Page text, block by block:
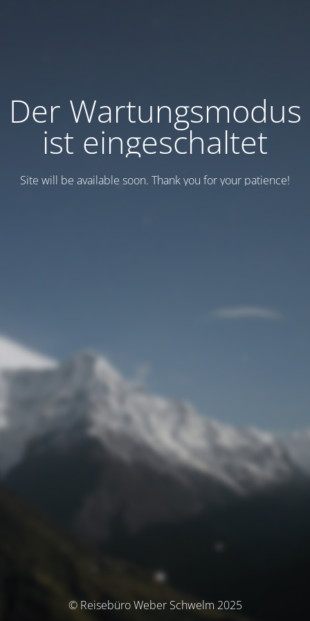
Der Wartungsmodus
ist eingeschaltet
Site will be available soon. Thank you for your patience!
© Reisebüro Weber Schwelm 2025